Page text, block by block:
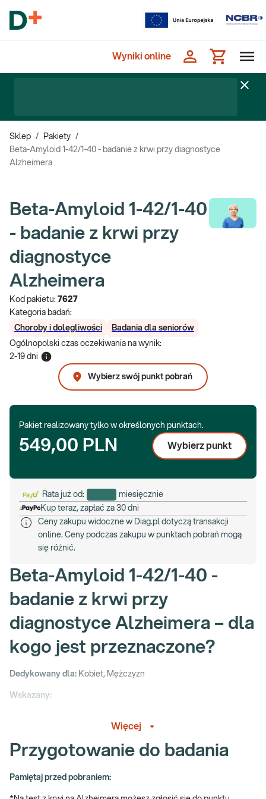
Wyniki online
Sklep / Pakiety /
Beta-Amyloid 1-42/1-40 - badanie z krwi przy diagnostyce
Alzheimera
Beta-Amyloid 1-42/1-40
- badanie z krwi przy
diagnostyce
Alzheimera
Kod pakietu: 7627
Kategoria badań:
Choroby i dolegliwości
Badania dla seniorów
Ogólnopolski czas oczekiwania na wynik:
2-19 dni
Wybierz swój punkt pobrań
Pakiet realizowany tylko w określonych punktach.
549,00 PLN Wybierz punkt
Rata już od:
miesięcznie
Kup teraz, zapłać za 30 dni
Ceny zakupu widoczne w Diag.pl dotyczą transakcji
online. Ceny podczas zakupu w punktach pobrań mogą
się różnić.
Beta-Amyloid 1-42/1-40 -
badanie z krwi przy
diagnostyce Alzheimera – dla
kogo jest przeznaczone?
Dedykowany dla: Kobiet, Mężczyzn
Wskazany:
(problemy z pamięcią, niepokojący spadek uwagi i
koncentracji, problemy z planowaniem i organizacją,
zaburzenia orientacji w terenie i czasie, mylenie i
wspomagająco w diagnostyce choroby Alzheimera,
badanie, na podstawie którego wyznaczono wartość
Więcej
Przygotowanie do badania
Pamiętaj przed pobraniem: